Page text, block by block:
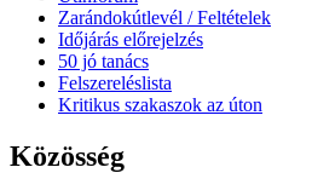
Zarándokútlevél / Feltételek
Időjárás előrejelzés
50 jó tanács
Felszereléslista
Kritikus szakaszok az úton
Közösség